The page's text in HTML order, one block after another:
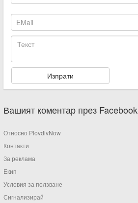
Вашият коментар през Facebook
Относно PlovdivNow
Контакти
За реклама
Екип
Условия за ползване
Сигнализирай